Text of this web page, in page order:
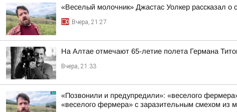
«Веселый молочник» Джастас Уолкер рассказал о
Вчера, 21:27
На Алтае отмечают 65-летие полета Германа
Вчера, 21:33
«Позвонили и предупредили»: «веселого
«веселого фермера» с заразительным смехом из